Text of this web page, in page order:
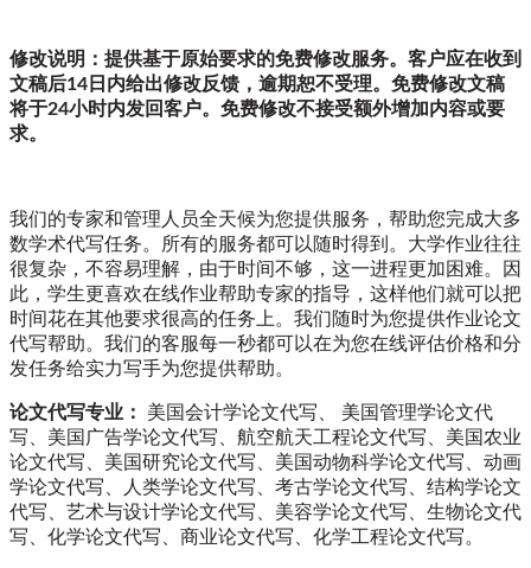
修改说明：提供基于原始要求的免费修改服务。客户应在收到
文稿后14日内给出修改反馈，逾期恕不受理。免费修改文稿
将于24小时内发回客户。免费修改不接受额外增加内容或要
求。
我们的专家和管理人员全天候为您提供服务，帮助您完成大多
数学术代写任务。所有的服务都可以随时得到。大学作业往往
很复杂，不容易理解，由于时间不够，这一进程更加困难。因
此，学生更喜欢在线作业帮助专家的指导，这样他们就可以把
时间花在其他要求很高的任务上。我们随时为您提供作业论文
代写帮助。我们的客服每一秒都可以在为您在线评估价格和分
发任务给实力写手为您提供帮助。
论文代写专业：
美国会计学论文代写、 美国管理学论文代
写、美国广告学论文代写、航空航天工程论文代写、美国农业
论文代写、美国研究论文代写、美国动物科学论文代写、动画
学论文代写、人类学论文代写、考古学论文代写、结构学论文
代写、艺术与设计学论文代写、美容学论文代写、生物论文代
写、化学论文代写、商业论文代写、化学工程论文代写。